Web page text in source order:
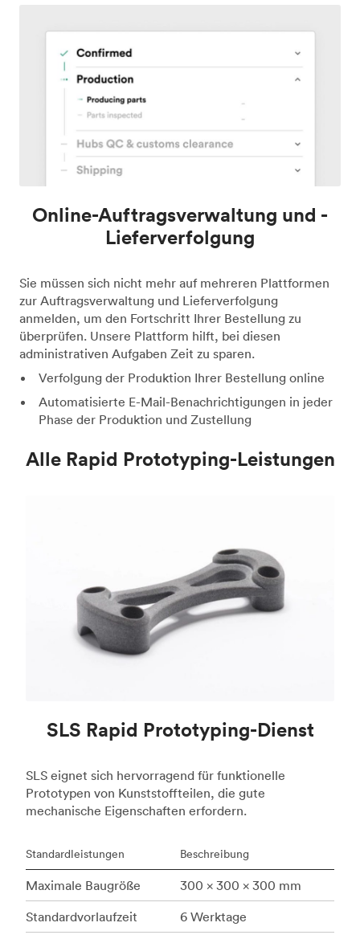
Online-Auftragsverwaltung und -
Lieferverfolgung
Sie müssen sich nicht mehr auf mehreren Plattformen
zur Auftragsverwaltung und Lieferverfolgung
anmelden, um den Fortschritt Ihrer Bestellung zu
überprüfen. Unsere Plattform hilft, bei diesen
administrativen Aufgaben Zeit zu sparen.
Verfolgung der Produktion Ihrer Bestellung online
Automatisierte E-Mail-Benachrichtigungen in jeder
Phase der Produktion und Zustellung
Alle Rapid Prototyping-Leistungen
SLS Rapid Prototyping-Dienst
SLS eignet sich hervorragend für funktionelle
Prototypen von Kunststoffteilen, die gute
mechanische Eigenschaften erfordern.
Standardleistungen Beschreibung
Maximale Baugröße
300 x 300 x 300 mm
Standardvorlaufzeit
6 Werktage